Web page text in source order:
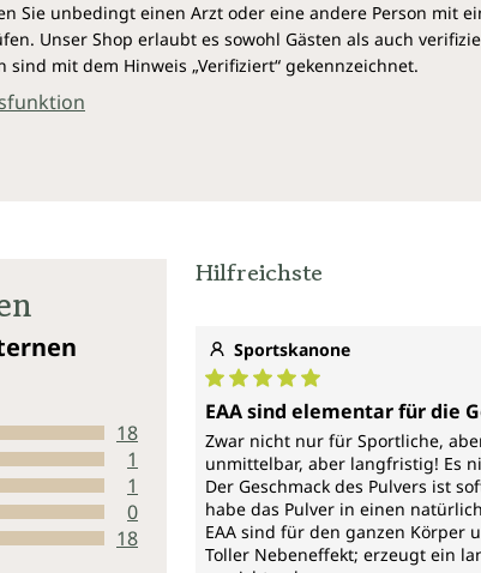
Sie unbedingt einen Arzt oder eine andere Person mit
Unser Shop erlaubt es sowohl Gästen als auch
mit dem Hinweis „Verifiziert“ gekennzeichnet.
18
1
1
0
18
Hilfreichste
Sportskanone
Durchschnittliche Bewertung
EAA sind elementar für die
Zwar nicht nur für Sportliche,
unmittelbar, aber langfristig! Es
Der Geschmack des Pulvers ist
habe das Pulver in einen
EAA sind für den ganzen Körper
Toller Nebeneffekt; erzeugt ein